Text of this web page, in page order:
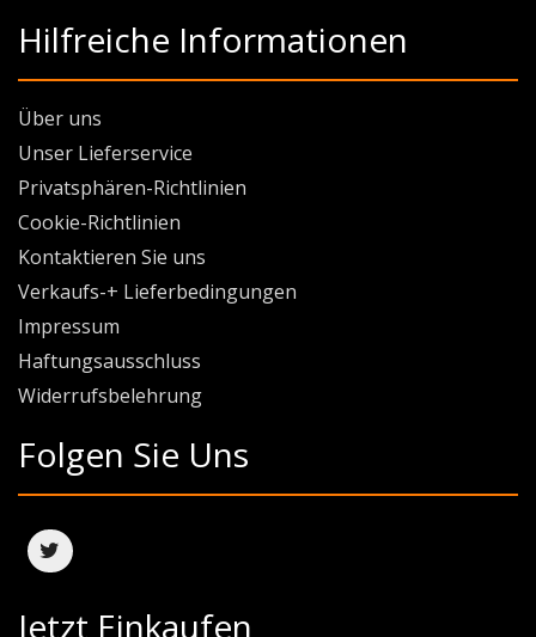
Hilfreiche Informationen
Über uns
Unser Lieferservice
Privatsphären-Richtlinien
Cookie-Richtlinien
Kontaktieren Sie uns
Verkaufs-+ Lieferbedingungen
Impressum
Haftungsausschluss
Widerrufsbelehrung
Folgen Sie Uns
Jetzt Einkaufen